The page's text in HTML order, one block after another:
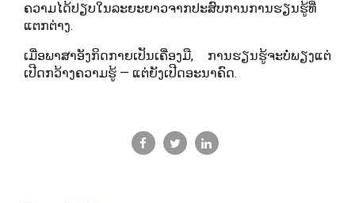
ຄວາມໄດ້ປຽບໃນລະຍະຍາວຈາກປະສົບການການຮຽນຮູ້ທີ່
ແຕກຕ່າງ.
ເມື່ອພາສາອັງກິດກາຍເປັນເຄື່ອງມື, ການຮຽນຮູ້ຈະບໍ່ພຽງແຕ່
ເປີດກວ້າງຄວາມຮູ້ — ແຕ່ຍັງເປີດອະນາຄົດ.